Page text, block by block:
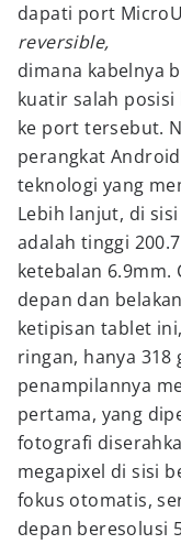
dapati port
reversible,
dimana kabelnya
kuatir salah posisi
ke port tersebut.
perangkat
teknologi yang
Lebih lanjut, di
adalah tinggi
ketebalan 6.9mm.
depan dan
ketipisan tablet
ringan, hanya
penampilannya
pertama, yang
fotografi
megapixel di sisi
fokus otomatis,
depan beresolusi